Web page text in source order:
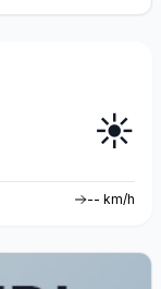
☀️
-- km/h